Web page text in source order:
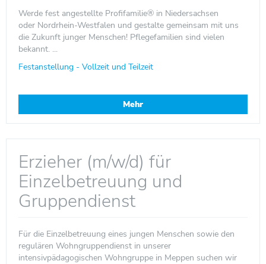
Werde fest angestellte Profifamilie® in Niedersachsen
oder Nordrhein-Westfalen und gestalte gemeinsam mit uns
die Zukunft junger Menschen! Pflegefamilien sind vielen
bekannt. ...
Festanstellung - Vollzeit und Teilzeit
Mehr
Erzieher (m/w/d) für
Einzelbetreuung und
Gruppendienst
Für die Einzelbetreuung eines jungen Menschen sowie den
regulären Wohngruppendienst in unserer
intensivpädagogischen Wohngruppe in Meppen suchen wir